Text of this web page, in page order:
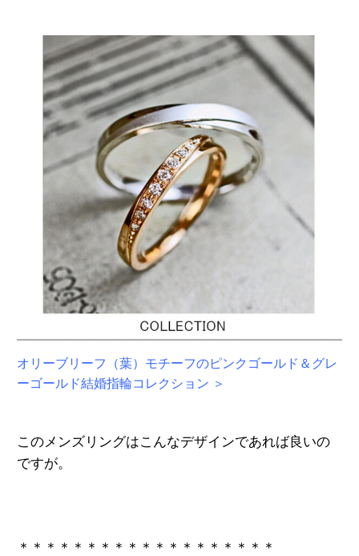
オリーブリーフ（葉）モチーフのピンクゴールド＆グレ
ーゴールド結婚指輪コレクション ＞
このメンズリングはこんなデザインであれば良いの
ですが。
＊＊＊＊＊＊＊＊＊＊＊＊＊＊＊＊＊＊＊